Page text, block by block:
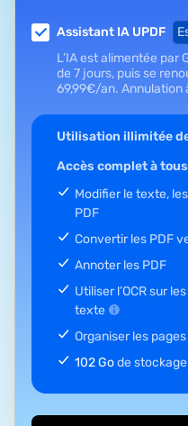
Assistant IA UPDF
L’IA est alimentée par
de 7 jours, puis se
69,99€/an. Annulation
Utilisation illimitée
Accès complet à tous
Modifier le texte,
PDF
Convertir les PDF
Annoter les PDF
Utiliser l’OCR sur
texte
Organiser les pages
102 Gode